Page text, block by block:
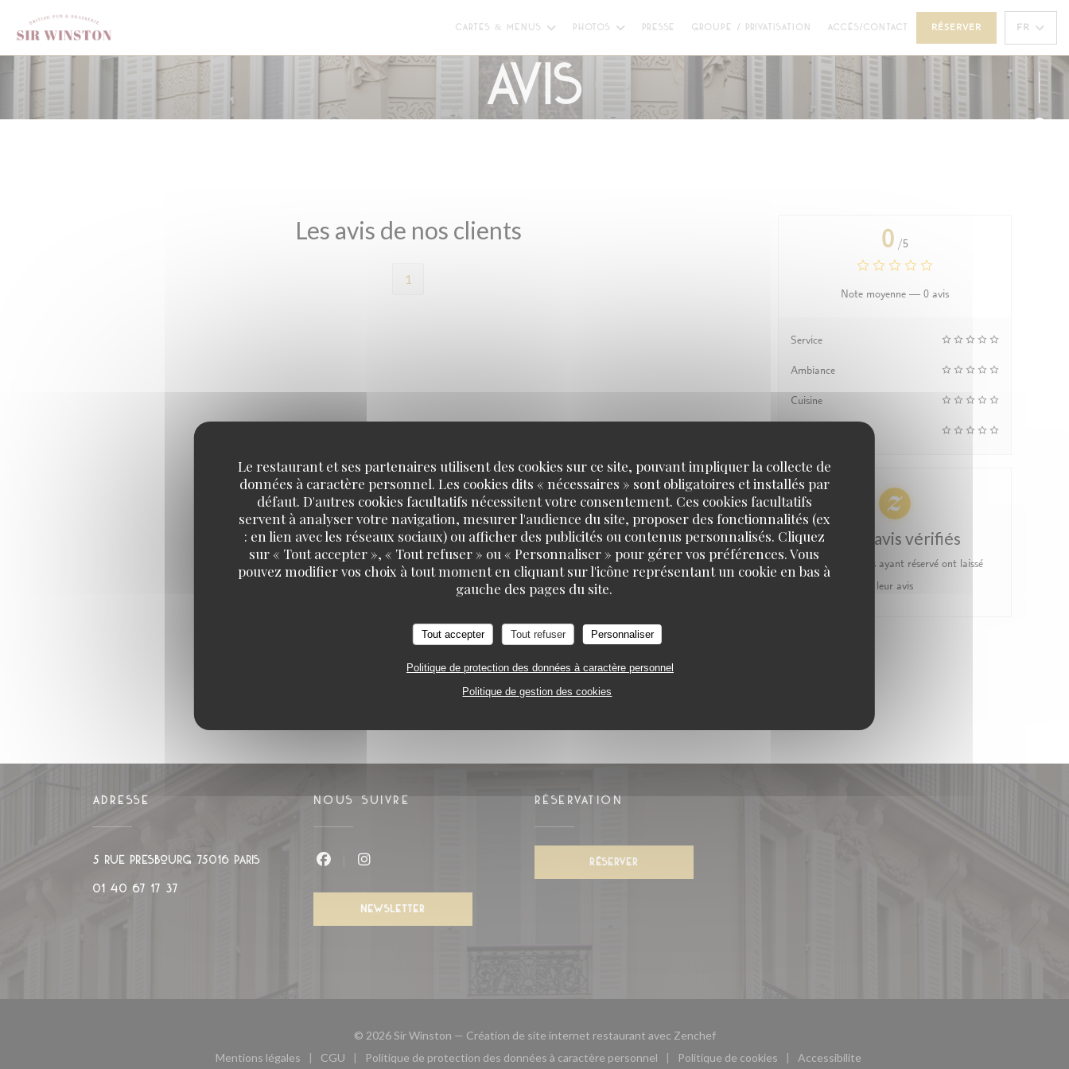
Personnalisation de vos choix en matière de cookies
Le restaurant et ses partenaires utilisent des cookies sur ce site, pouvant impliquer la collecte de
données à caractère personnel. Les cookies dits « nécessaires » sont obligatoires et installés par
défaut. D'autres cookies facultatifs nécessitent votre consentement. Ces cookies facultatifs
servent à analyser votre navigation, mesurer l'audience du site, proposer des fonctionnalités (ex
: en lien avec les réseaux sociaux) ou afficher des publicités ou contenus personnalisés. Cliquez
sur « Tout accepter », « Tout refuser » ou « Personnaliser » pour gérer vos préférences. Vous
pouvez modifier vos choix à tout moment en cliquant sur l'icône représentant un cookie en bas à
gauche des pages du site.
Tout accepter Tout refuser Personnaliser
Politique de protection des données à caractère personnel
Politique de gestion des cookies
CARTES & MENUS PHOTOS PRESSE GROUPE / PRIVATISATION ((OUVRE UNE NOUVELLE FENÊTRE))
ACCÈS/CONTACT RÉSERVER FR
Avis
Les avis de nos clients
1
0 /5
Note moyenne — 0 avis
Service
Ambiance
Cuisine
100% avis vérifiés
Seuls les clients ayant réservé ont laissé
leur avis
ADRESSE
5 rue Presbourg 75016 PARIS((ouvre une nouvelle fenêtre))
01 40 67 17 37
NOUS SUIVRE
NEWSLETTER
RÉSERVATION
RÉSERVER
© 2026 Sir Winston — Création de site internet restaurant avec Zenchef((ouvre une nouvelle fenêtre))
Mentions légales
CGU Politique de protection des données à caractère personnel Politique de cookies Accessibilite